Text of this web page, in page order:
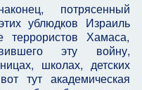
потрясенный
ублюдков Израиль
террористов Хамаса,
эту войну,
школах, детских
тут академическая